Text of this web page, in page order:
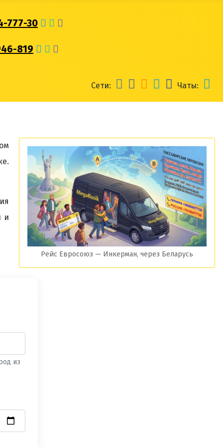
777-30
819
Сети: Чаты:
Рейс Евросоюз — Инкерман, через Беларусь
и
из